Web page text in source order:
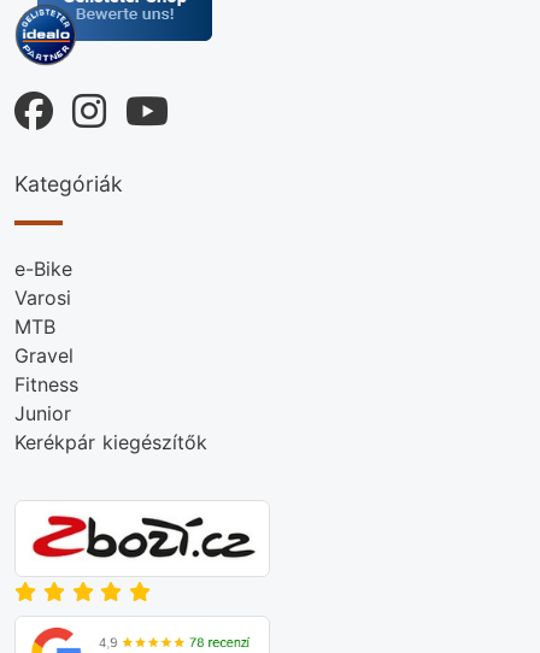
Kategóriák
e-Bike
Varosi
MTB
Gravel
Fitness
Junior
Kerékpár kiegészítők